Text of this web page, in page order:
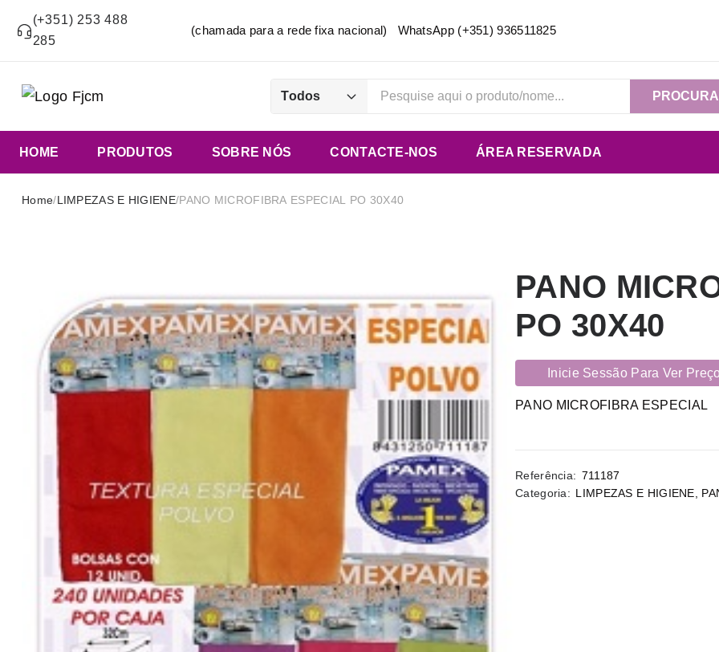
(+351) 253 488
285
(chamada para a rede fixa nacional) WhatsApp (+351) 936511825
Todos
HOME PRODUTOS SOBRE NÓS CONTACTE-NOS ÁREA RESERVADA
Home/LIMPEZAS E HIGIENE/PANO MICROFIBRA ESPECIAL PO 30X40
PANO
PO 30X40
Inicie Sessão Para Ver
PANO MICROFIBRA ESPECIAL
Referência: 711187
Categoria: LIMPEZAS E HIGIENE